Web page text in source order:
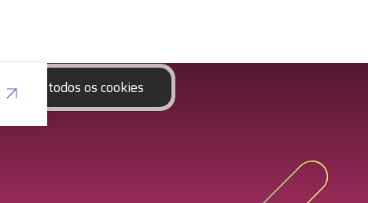
Aceitar todos os cookies